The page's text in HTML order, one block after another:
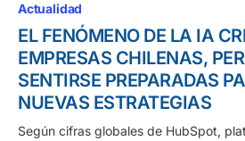
Actualidad
EL FENÓMENO DE LA IA
EMPRESAS CHILENAS,
SENTIRSE PREPARADAS
NUEVAS ESTRATEGIAS
Según cifras globales de HubSpot,